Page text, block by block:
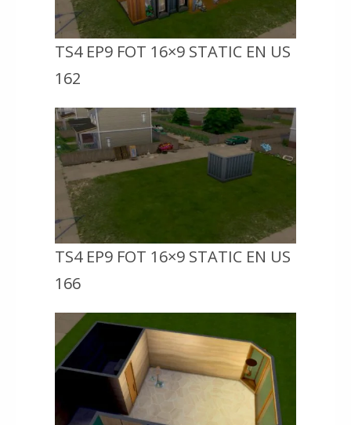
TS4 EP9 FOT 16×9 STATIC EN US
162
TS4 EP9 FOT 16×9 STATIC EN US
166